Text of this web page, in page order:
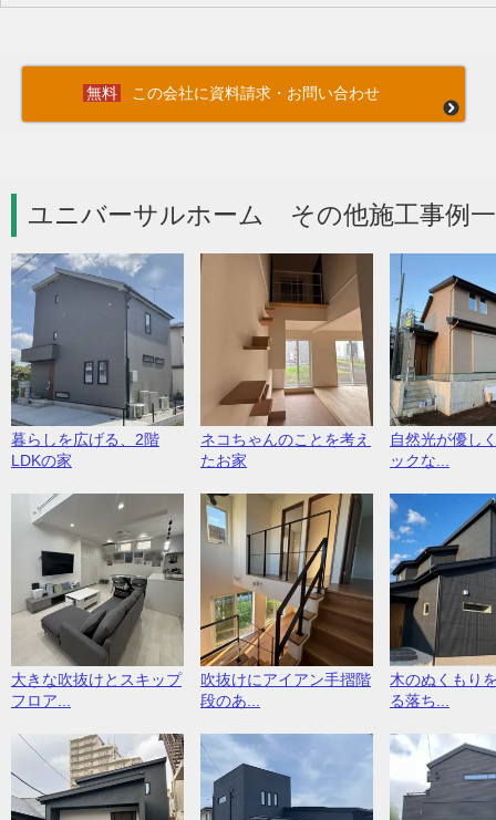
この会社に資料請求・お問い合わせ
ユニバーサルホーム その他施工事例
暮らしを広げる、2階
LDKの家
ネコちゃんのことを考え
たお家
自然光が優し
ックな...
大きな吹抜けとスキップ
フロア...
吹抜けにアイアン手摺階
段のあ...
木のぬくもり
る落ち...